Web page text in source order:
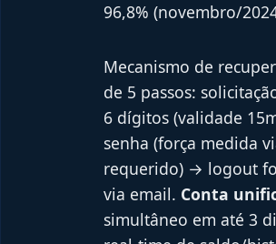
96,8% (novembro/
Mecanismo de
de 5 passos:
6 dígitos (validade
senha (força medida
requerido) → logout
via email. Conta
simultâneo em até 3